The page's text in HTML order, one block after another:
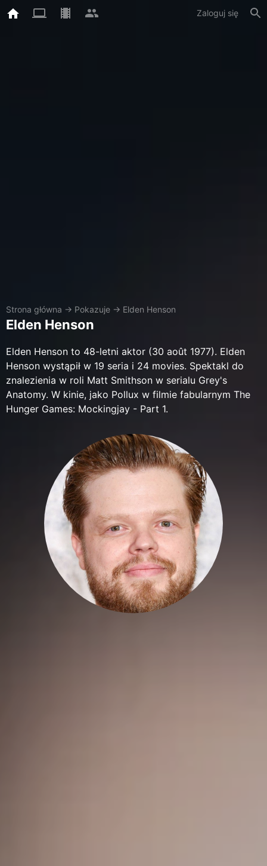
Zaloguj się
Strona główna → Pokazuje → Elden Henson
Elden Henson
Elden Henson to 48-letni aktor (30 août 1977). Elden
Henson wystąpił w 19 seria i 24 movies. Spektakl do
znalezienia w roli Matt Smithson w serialu Grey's
Anatomy. W kinie, jako Pollux w filmie fabularnym The
Hunger Games: Mockingjay - Part 1.